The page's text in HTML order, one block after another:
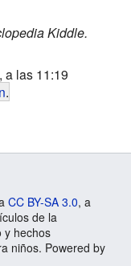
Kiddle.
a las 11:19
.
CC BY-SA 3.0, a
de la
y hechos
niños. Powered by